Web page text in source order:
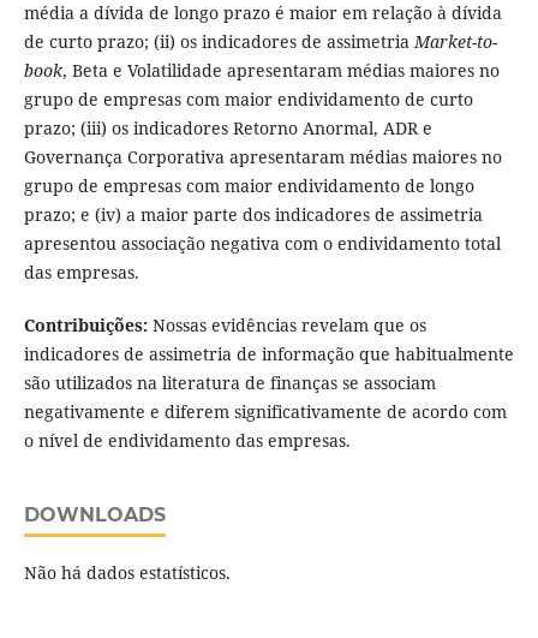
média a dívida de longo prazo é maior em relação à dívida
de curto prazo; (ii) os indicadores de assimetriaMarket-to-
book, Beta e Volatilidade apresentaram médias maiores no
grupo de empresas com maior endividamento de curto
prazo; (iii) os indicadores Retorno Anormal, ADR e
Governança Corporativa apresentaram médias maiores no
grupo de empresas com maior endividamento de longo
prazo; e (iv) a maior parte dos indicadores de assimetria
apresentou associação negativa com o endividamento total
das empresas.
Contribuições: Nossas evidências revelam que os
indicadores de assimetria de informação que habitualmente
são utilizados na literatura de finanças se associam
negativamente e diferem significativamente de acordo com
o nível de endividamento das empresas.
DOWNLOADS
Não há dados estatísticos.